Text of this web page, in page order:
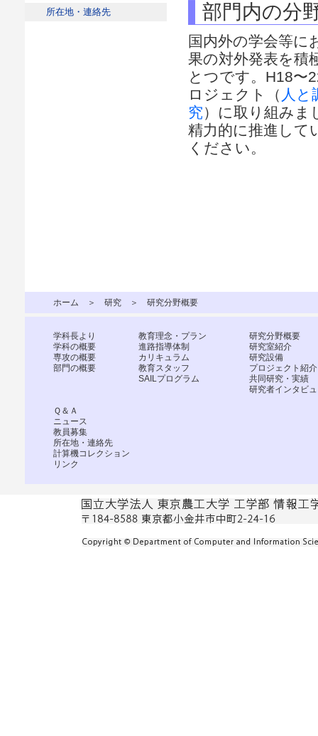
所在地・連絡先
部門内の分
国内外の学会等に
果の対外発表を積
とつです。H18〜
ロジェクト（ 人と
究）に取り組みま
精力的に推進して
ください。
ホーム ＞ 研究 ＞ 研究分野概要
学科長より
学科の概要
専攻の概要
部門の概要
教育理念・プラン
進路指導体制
カリキュラム
教育スタッフ
SAILプログラム
研究分野概要
研究室紹介
研究設備
プロジェクト紹介
共同研究・実績
研究者インタビ
Ｑ＆Ａ
ニュース
教員募集
所在地・連絡先
計算機コレクション
リンク
東京都小金井市中町2-24-16